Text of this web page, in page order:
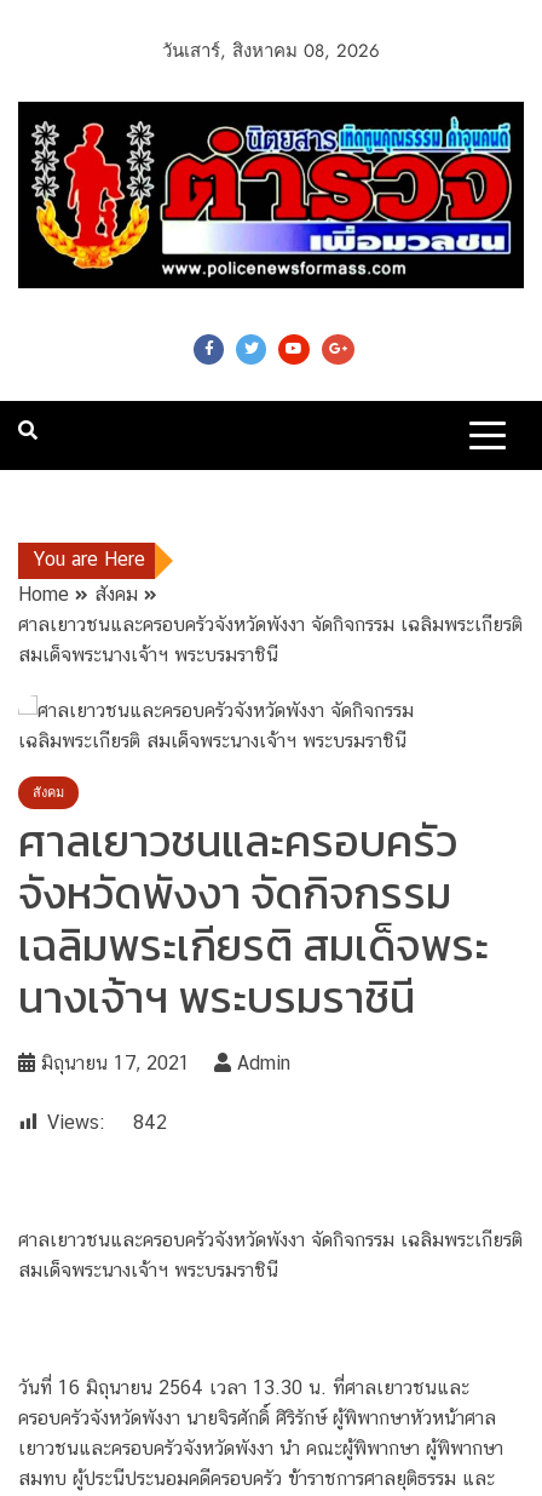
วันเสาร์, สิงหาคม 08, 2026
Police News For
Mass
You are Here
Home
สังคม
ศาลเยาวชนและครอบครัวจังหวัดพังงา จัดกิจกรรม เฉลิมพระเกียรติ
สมเด็จพระนางเจ้าฯ พระบรมราชินี
สังคม
ศาลเยาวชนและครอบครัว
จังหวัดพังงา จัดกิจกรรม
เฉลิมพระเกียรติ สมเด็จพระ
นางเจ้าฯ พระบรมราชินี
มิถุนายน 17, 2021 Admin
Views: 842
ศาลเยาวชนและครอบครัวจังหวัดพังงา จัดกิจกรรม เฉลิมพระเกียรติ
สมเด็จพระนางเจ้าฯ พระบรมราชินี
วันที่ 16 มิถุนายน 2564 เวลา 13.30 น. ที่ศาลเยาวชนและ
ครอบครัวจังหวัดพังงา นายจิรศักดิ์ ศิริรักษ์ ผู้พิพากษาหัวหน้าศาล
เยาวชนและครอบครัวจังหวัดพังงา นำ คณะผู้พิพากษา ผู้พิพากษา
สมทบ ผู้ประนีประนอมคดีครอบครัว ข้าราชการศาลยุติธรรม และ